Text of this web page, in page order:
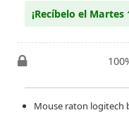
¡Recíbelo el
Mouse raton logitech